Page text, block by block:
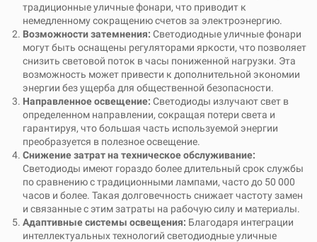
традиционные уличные фонари, что приводит к
немедленному сокращению счетов за электроэнергию.
Возможности затемнения: Светодиодные уличные фонари
могут быть оснащены регуляторами яркости, что позволяет
снизить световой поток в часы пониженной нагрузки. Эта
возможность может привести к дополнительной экономии
энергии без ущерба для общественной безопасности.
Направленное освещение: Светодиоды излучают свет в
определенном направлении, сокращая потери света и
гарантируя, что большая часть используемой энергии
преобразуется в полезное освещение.
Снижение затрат на техническое обслуживание:
Светодиоды имеют гораздо более длительный срок службы
по сравнению с традиционными лампами, часто до 50 000
часов и более. Такая долговечность снижает частоту замен
и связанные с этим затраты на рабочую силу и материалы.
Адаптивные системы освещения: Благодаря интеграции
интеллектуальных технологий светодиодные уличные